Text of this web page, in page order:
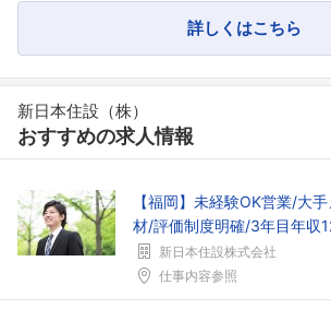
詳しくはこちら
新日本住設（株）
おすすめの求人情報
【福岡】未経験OK営業/大
材/評価制度明確/3年目年収
新日本住設株式会社
仕事内容参照